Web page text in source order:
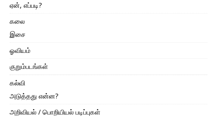
ஏன், எப்படி?
கலை
இசை
ஓவியம்
குறும்படங்கள்
கல்வி
அடுத்தது என்ன?
அறிவியல் / பொறியியல் படிப்புகள்